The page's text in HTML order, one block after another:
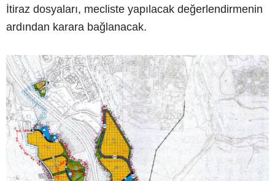
İtiraz dosyaları, mecliste yapılacak değerlendirmenin
ardından karara bağlanacak.